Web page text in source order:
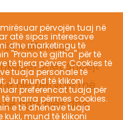
përvojën tuaj në
atë sipas interesave
dhe marketingu të
"Prano të gjitha" për të
të tjera përveç Cookies të
tuaja personale të
Ju mund të klikoni
preferencat tuaja për
marra përmes cookies.
e të dhënave tuaja
mund të klikoni